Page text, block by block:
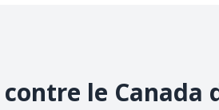
le Canada